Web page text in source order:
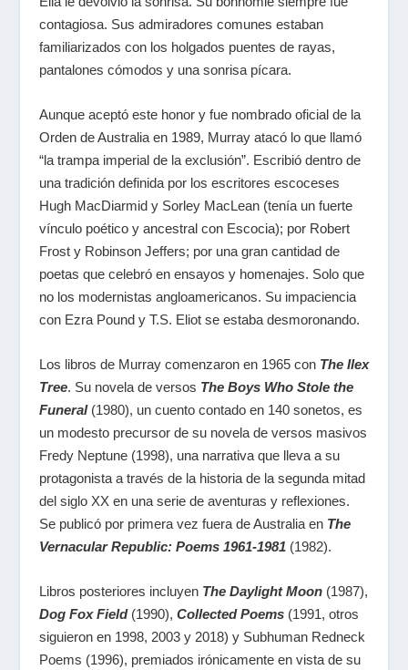
contagiosa. Sus admiradores comunes estaban
familiarizados con los holgados puentes de rayas,
pantalones cómodos y una sonrisa pícara.
Aunque aceptó este honor y fue nombrado oficial de la
Orden de Australia en 1989, Murray atacó lo que llamó
“la trampa imperial de la exclusión”. Escribió dentro de
una tradición definida por los escritores escoceses
Hugh MacDiarmid y Sorley MacLean (tenía un fuerte
vínculo poético y ancestral con Escocia); por Robert
Frost y Robinson Jeffers; por una gran cantidad de
poetas que celebró en ensayos y homenajes. Solo que
no los modernistas angloamericanos. Su impaciencia
con Ezra Pound y T.S. Eliot se estaba desmoronando.
Los libros de Murray comenzaron en 1965 con The Ilex
Tree. Su novela de versos The Boys Who Stole the
Funeral(1980), un cuento contado en 140 sonetos, es
un modesto precursor de su novela de versos masivos
Fredy Neptune (1998), una narrativa que lleva a su
protagonista a través de la historia de la segunda mitad
del siglo XX en una serie de aventuras y reflexiones.
Se publicó por primera vez fuera de Australia en The
Vernacular Republic: Poems 1961-1981(1982).
Libros posteriores incluyen The Daylight Moon(1987),
Dog Fox Field(1990), Collected Poems(1991, otros
siguieron en 1998, 2003 y 2018) y Subhuman Redneck
Poems (1996), premiados irónicamente en vista de su